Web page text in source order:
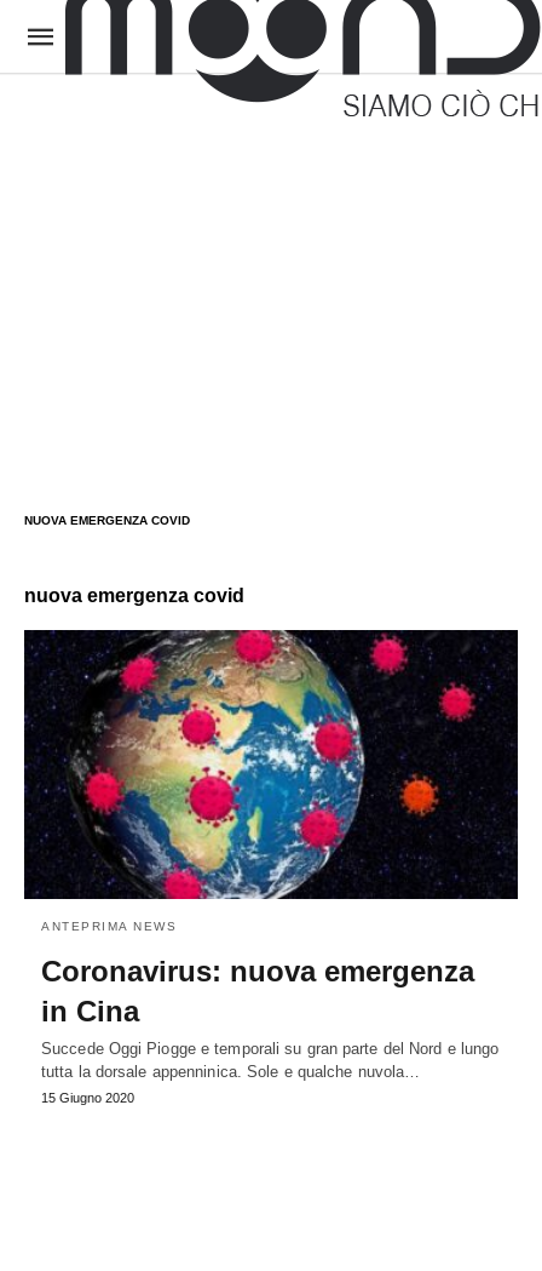
NUOVA EMERGENZA COVID
nuova emergenza covid
ANTEPRIMA NEWS
Coronavirus: nuova emergenza
in Cina
Succede Oggi Piogge e temporali su gran parte del Nord e lungo
tutta la dorsale appenninica. Sole e qualche nuvola…
15 Giugno 2020